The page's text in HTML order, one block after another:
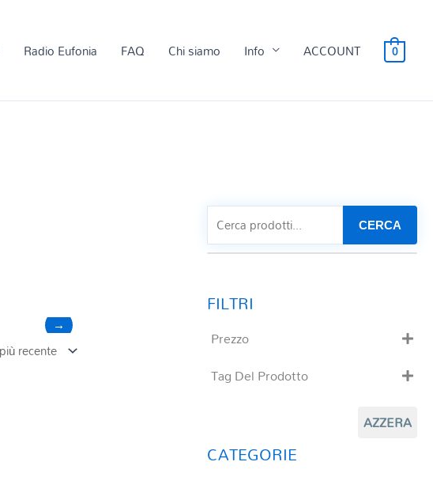
Radio Eufonia FAQ Chi siamo Info ACCOUNT 0
→
CERCA
Prezzo
Tag Del Prodotto
Composizioni originali
AZZERA
CATEGORIE